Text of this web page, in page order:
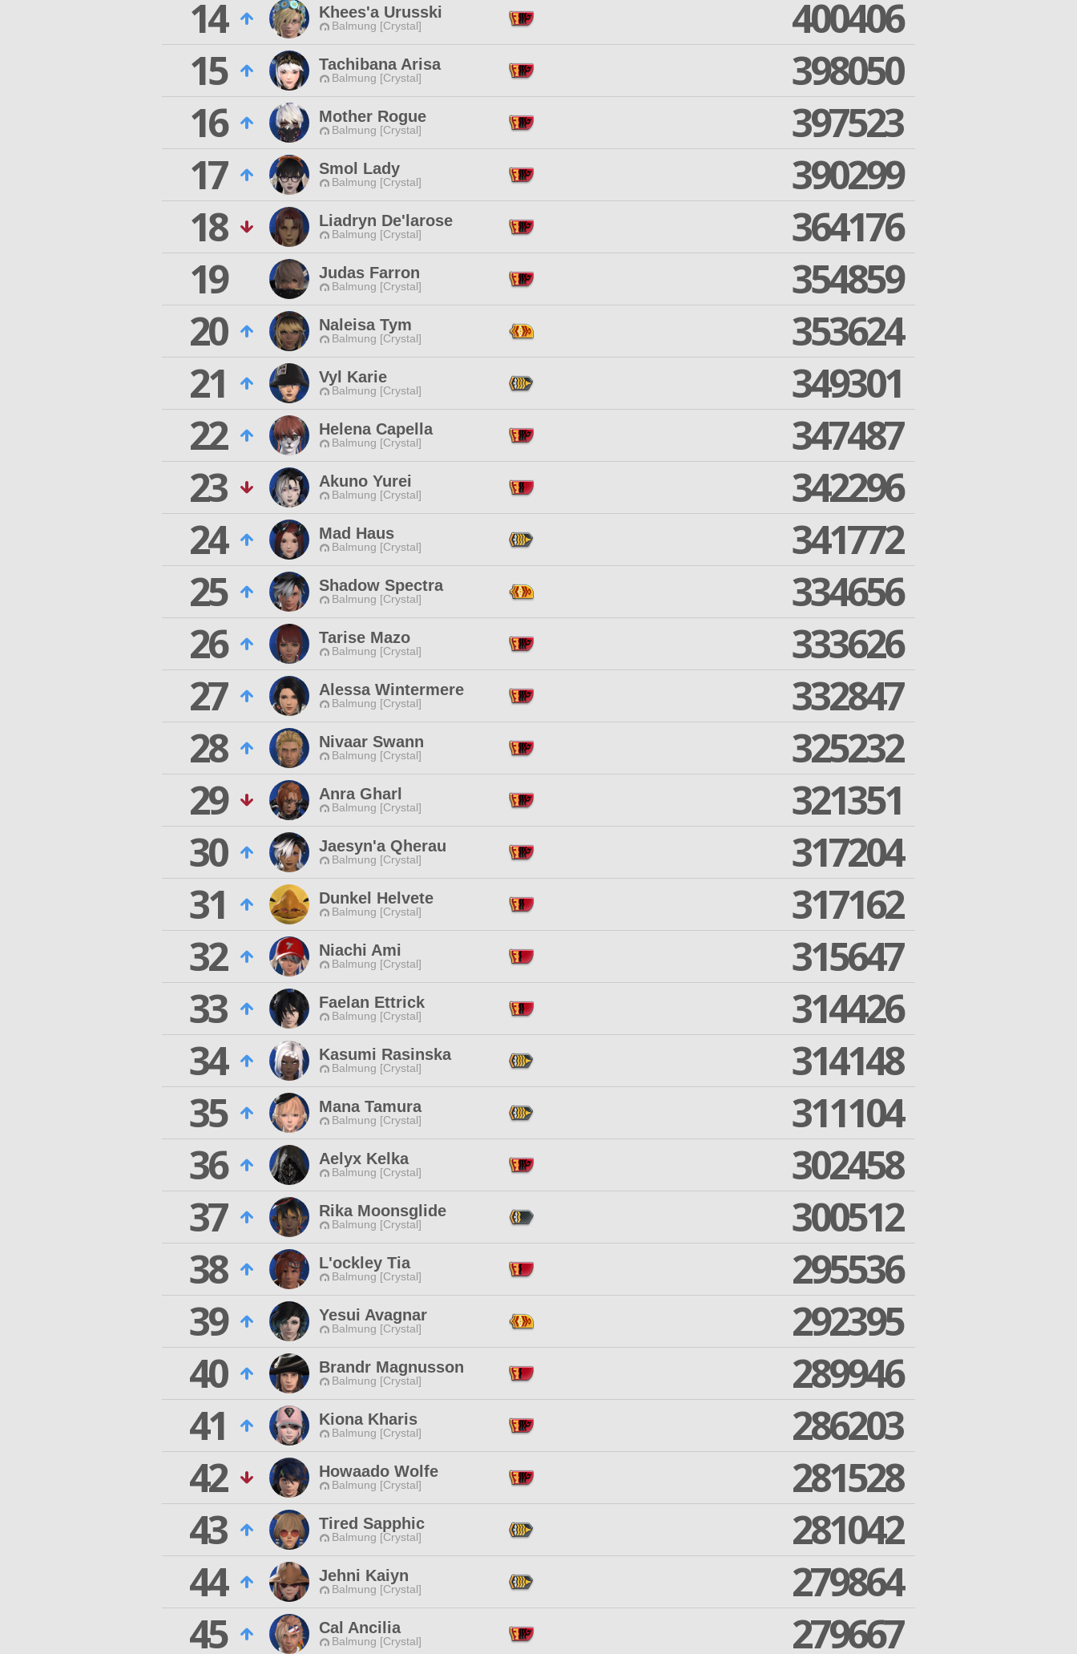
14
Khees'a Urusski
Balmung [Crystal]
400406
15
Tachibana Arisa
Balmung [Crystal]
398050
16
Mother Rogue
Balmung [Crystal]
397523
17
Smol Lady
Balmung [Crystal]
390299
18
Liadryn De'larose
Balmung [Crystal]
364176
19
Judas Farron
Balmung [Crystal]
354859
20
Naleisa Tym
Balmung [Crystal]
353624
21
Vyl Karie
Balmung [Crystal]
349301
22
Helena Capella
Balmung [Crystal]
347487
23
Akuno Yurei
Balmung [Crystal]
342296
24
Mad Haus
Balmung [Crystal]
341772
25
Shadow Spectra
Balmung [Crystal]
334656
26
Tarise Mazo
Balmung [Crystal]
333626
27
Alessa Wintermere
Balmung [Crystal]
332847
28
Nivaar Swann
Balmung [Crystal]
325232
29
Anra Gharl
Balmung [Crystal]
321351
30
Jaesyn'a Qherau
Balmung [Crystal]
317204
31
Dunkel Helvete
Balmung [Crystal]
317162
32
Niachi Ami
Balmung [Crystal]
315647
33
Faelan Ettrick
Balmung [Crystal]
314426
34
Kasumi Rasinska
Balmung [Crystal]
314148
35
Mana Tamura
Balmung [Crystal]
311104
36
Aelyx Kelka
Balmung [Crystal]
302458
37
Rika Moonsglide
Balmung [Crystal]
300512
38
L'ockley Tia
Balmung [Crystal]
295536
39
Yesui Avagnar
Balmung [Crystal]
292395
40
Brandr Magnusson
Balmung [Crystal]
289946
41
Kiona Kharis
Balmung [Crystal]
286203
42
Howaado Wolfe
Balmung [Crystal]
281528
43
Tired Sapphic
Balmung [Crystal]
281042
44
Jehni Kaiyn
Balmung [Crystal]
279864
45
Cal Ancilia
Balmung [Crystal] 279667